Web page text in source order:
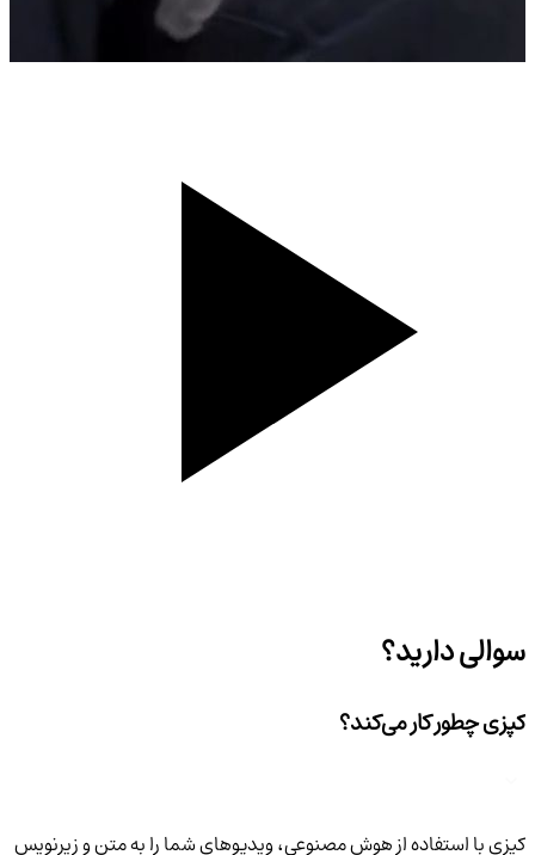
سوالی دارید؟
کپزی چطور کار می‌کند؟
کپزی با استفاده از هوش مصنوعی، ویدیوهای شما را به متن و زیرنویس